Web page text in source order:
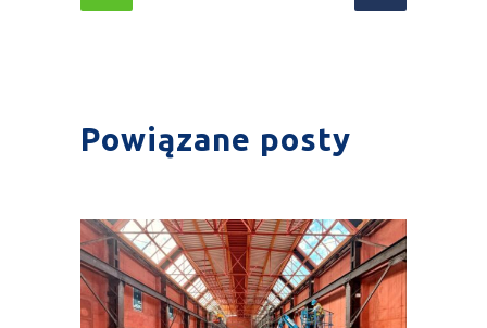
Powiązane posty